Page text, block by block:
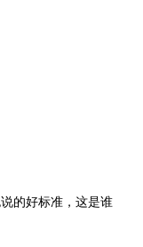
的好标准，这是谁